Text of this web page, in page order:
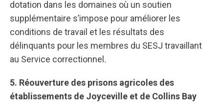
dotation dans les domaines où un soutien
supplémentaire s’impose pour améliorer les
conditions de travail et les résultats des
délinquants pour les membres du SESJ travaillant
au Service correctionnel .
5. Réouverture des prisons agricoles des
établissements de Joyceville et de Collins Bay